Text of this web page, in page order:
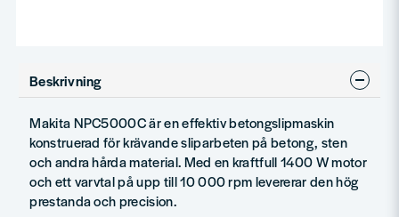
Beskrivning
Makita NPC5000C är en effektiv betongslipmaskin
konstruerad för krävande sliparbeten på betong, sten
och andra hårda material. Med en kraftfull 1400 W motor
och ett varvtal på upp till 10 000 rpm levererar den hög
prestanda och precision.